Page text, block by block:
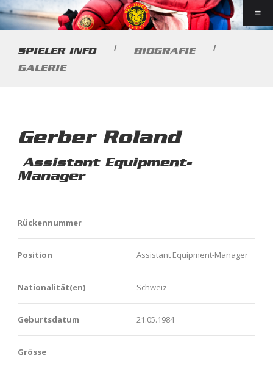
SPIELER INFO | BIOGRAFIE
|
GALERIE
Gerber Roland
Assistant Equipment-
Manager
Rückennummer
Position Assistant Equipment-Manager
Nationalität(en) Schweiz
Geburtsdatum 21.05.1984
Grösse